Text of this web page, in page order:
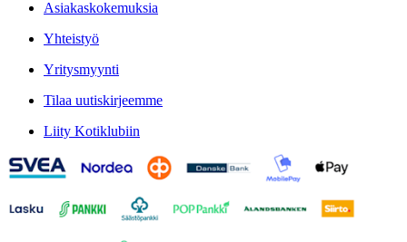
Asiakaskokemuksia
Yhteistyö
Yritysmyynti
Tilaa uutiskirjeemme
Liity Kotiklubiin